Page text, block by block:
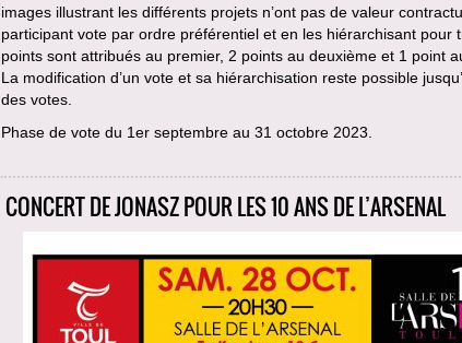
images illustrant les différents projets n’ont pas de valeur
participant vote par ordre préférentiel et en les hiérarchisant pour
points sont attribués au premier, 2 points au deuxième et 1 point
La modification d’un vote et sa hiérarchisation reste possible
des votes.
Phase de vote du 1er septembre au 31 octobre 2023.
CONCERT DE JONASZ POUR LES 10 ANS DE L’ARSENAL